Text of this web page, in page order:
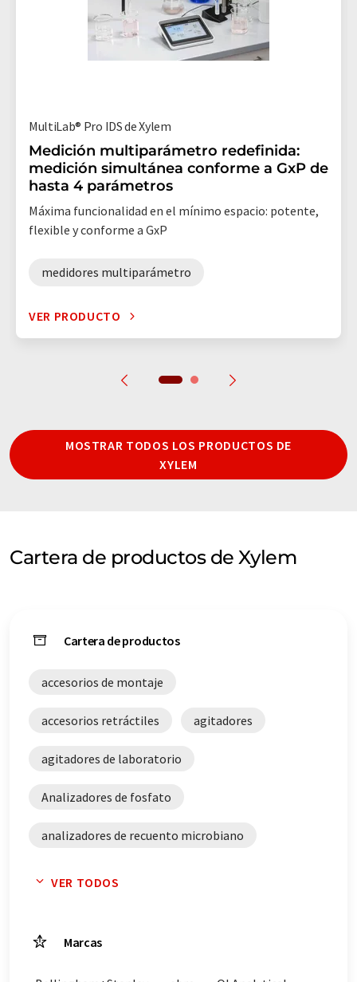
MultiLab® Pro IDS de Xylem
Medición multiparámetro redefinida:
medición simultánea conforme a GxP de
hasta 4 parámetros
Máxima funcionalidad en el mínimo espacio: potente,
flexible y conforme a GxP
medidores multiparámetro
VER PRODUCTO
MOSTRAR TODOS LOS PRODUCTOS DE
XYLEM
Cartera de productos de Xylem
Cartera de productos
accesorios de montaje
accesorios retráctiles agitadores
agitadores de laboratorio
Analizadores de fosfato
analizadores de recuento microbiano
buretas de valoración
VER TODOS
Marcas